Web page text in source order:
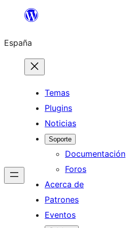
Saltar
contenido
España
Temas
Plugins
Noticias
Soporte
Documentación
Foros
Acerca de
Patrones
Eventos